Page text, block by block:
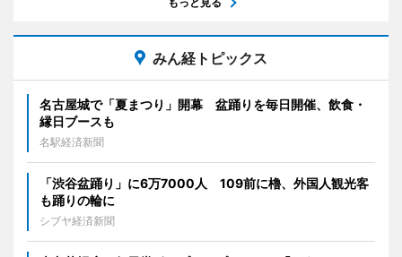
みん経トピックス
名古屋城で「夏まつり」開幕 盆踊りを毎日開催、飲食・
縁日ブースも
名駅経済新聞
「渋谷盆踊り」に6万7000人 109前に櫓、外国人観光客
も踊りの輪に
シブヤ経済新聞